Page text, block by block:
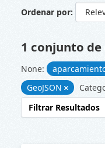
Ordenar por
1 conjunto
None:
GeoJSON
Filtrar Resultados